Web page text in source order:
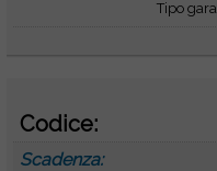
Tipo
Codice:
Scadenza: